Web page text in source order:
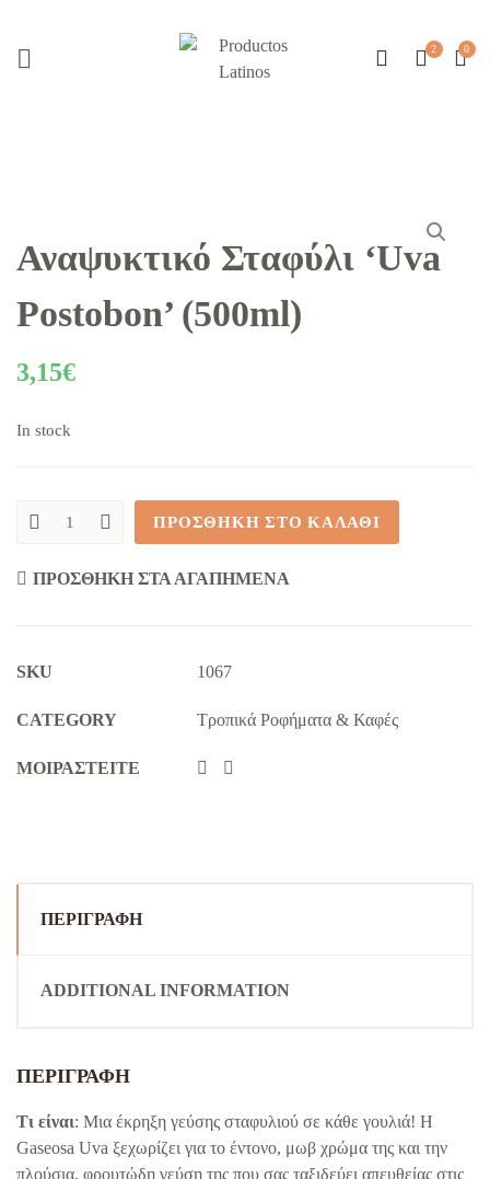
Αναψυκτικό Σταφύλι ‘Uva
Postobon’ (500ml)
3,15€
In stock
Αναψυκτικό
Postobon'
ΠΡΟΣΘΉΚΗ ΣΤΟ ΚΑΛΆΘΙ
ΠΡΟΣΘΉΚΗ ΣΤΑ ΑΓΑΠΗΜΈΝΑ
SKU 1067
CATEGORY Τροπικά Ροφήματα & Καφές
ΜΟΙΡΑΣΤΕΊΤΕ
ΠΕΡΙΓΡΑΦΉ
ADDITIONAL INFORMATION
ΠΕΡΙΓΡΑΦΉ
Τι είναι: Μια έκρηξη γεύσης σταφυλιού σε κάθε γουλιά! Η
Gaseosa Uva ξεχωρίζει για το έντονο, μωβ χρώμα της και την
πλούσια, φρουτώδη γεύση της που σας ταξιδεύει απευθείας στις